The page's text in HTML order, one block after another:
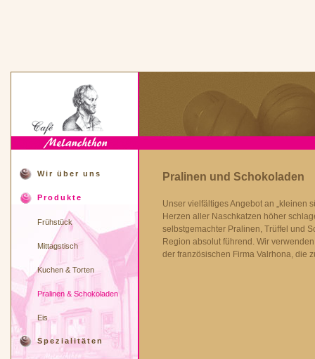
Wir über uns
Produkte
Frühstück
Mittagstisch
Kuchen & Torten
Pralinen & Schokoladen
Eis
Spezialitäten
Pralinen und Schokoladen
Unser vielfältiges Angebot an „kleinen
Herzen aller Naschkatzen höher
selbstgemachter Pralinen, Trüffel und
Region absolut führend. Wir
der französischen Firma Valrhona, die